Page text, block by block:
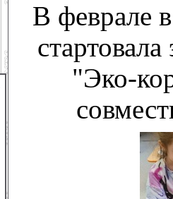
В феврале
"Эко-